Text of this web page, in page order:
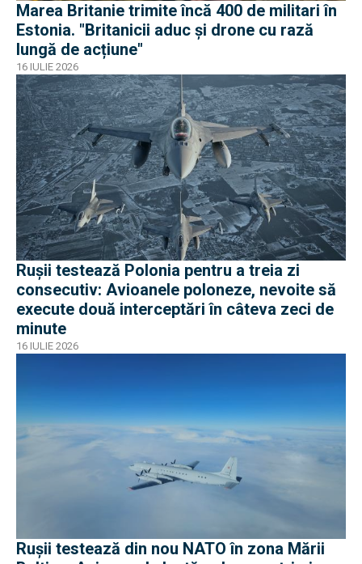
Marea Britanie trimite încă 400 de militari în
Estonia. "Britanicii aduc și drone cu rază
lungă de acțiune"
16 IULIE 2026
Rușii testează Polonia pentru a treia zi
consecutiv: Avioanele poloneze, nevoite să
execute două interceptări în câteva zeci de
minute
16 IULIE 2026
Rușii testează din nou NATO în zona Mării